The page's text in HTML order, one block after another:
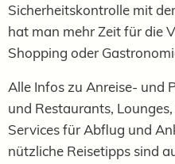
Sicherheitskontrolle mit
hat man mehr Zeit für die
Shopping oder
Alle Infos zu Anreise- und
und Restaurants,
Services für Abflug und
nützliche Reisetipps sind